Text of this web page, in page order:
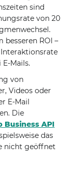
sind
von 20
besseren ROI –
Mails.
von
Videos oder
E-Mail
Die
Business API
das
nicht geöffnet